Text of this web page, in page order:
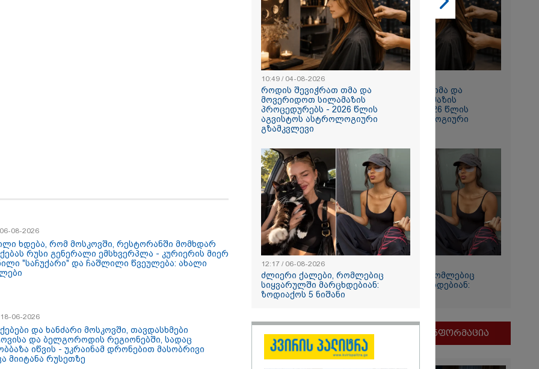
4 წლით პატიმრობა
მიესაჯა სანიტარს,
რომელმაც შვილი
ბათუმში, კლინიკის
საპირფარეშოში გააჩინა,
შემდეგ კი დაზიანებები
სამარცხვინო,
ასეთი
მოსმენა,
აუცილებლად
რუსთაველიდან, სადაც
სატვირთო გადაბრუნდა
- მანქანაში
ნანუკა ჟორჟოლიანი
ვიდეომიმართვას
ავრცელებს - "ამას
იურიდიული
ფაკულტეტის 1-ელი
კურსის სტუდენტიც
10:58 / 06-08-2026
როდის შევიჭრათ თმა და
მოვერიდოთ სილამაზის
პროცედურებს - 2026 წლის
აგვისტოს ასტროლოგიური
ძლიერი ქალები, რომლებიც
სიყვარულში მარცხდებიან:
მნიშვნელოვანი ინფორმაცია
08-2026
ხდება, რომ მოსკოვში, რესტორანში მომხდარ
რუსი გენერალი ემსხვერპლა - კურიერის მიერ
"საჩუქარი" და ჩაშლილი წვეულება: ახალი
06-2026
და ხანძარი მოსკოვში, თავდასხმები
და ბელგოროდის რეგიონებში, სადაც
იწვის - უკრაინამ დრონებით მასობრივი
მიიტანა რუსეთზე
10:49 / 04-08-2026
როდის შევიჭრათ თმა და
მოვერიდოთ სილამაზის
პროცედურებს - 2026 წლის
აგვისტოს ასტროლოგიური
გზამკვლევი
12:17 / 06-08-2026
ძლიერი ქალები, რომლებიც
სიყვარულში მარცხდებიან:
ზოდიაქოს 5 ნიშანი